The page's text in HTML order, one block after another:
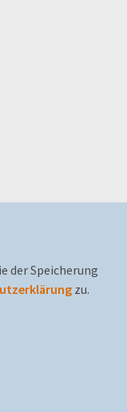
der Speicherung
zu.